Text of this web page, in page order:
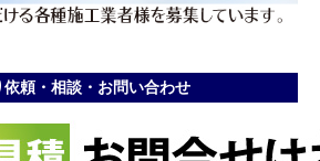
依頼・相談・お問い合わせ